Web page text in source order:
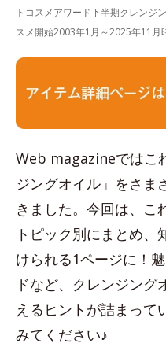
トコスメアワード下半期クレンジ
スメ開始2003年1月～2025年11月
Web magazineではこ
ジングオイル」をさま
きました。今回は、こ
トピック別にまとめ
けられる1ページに！
ドなど、クレンジン
えるヒントが詰まって
みてください♪